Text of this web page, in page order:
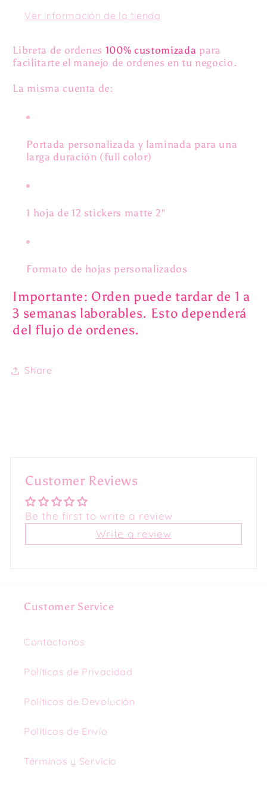
Ver información de la tienda
Libreta de ordenes 100% customizada para
facilitarte el manejo de ordenes en tu negocio.
La misma cuenta de:
Portada personalizada y laminada para una
larga duración (full color)
1 hoja de 12 stickers matte 2"
Formato de hojas personalizados
Importante: Orden puede tardar de 1 a
3 semanas laborables. Esto dependerá
del flujo de ordenes.
Share
Customer Reviews
Be the first to write a review
Write a review
Customer Service
Contáctanos
Políticas de Privacidad
Políticas de Devolución
Políticas de Envío
Términos y Servicio